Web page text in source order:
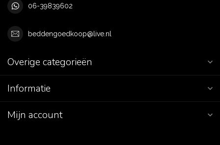
06-39839602
beddengoedkoop@live.nl
Overige categorieën
Informatie
Mijn account